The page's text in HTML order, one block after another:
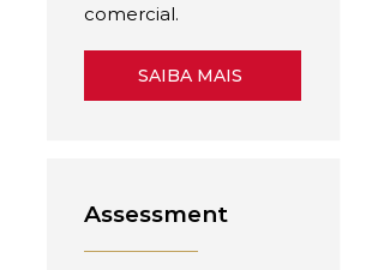
comercial.
SAIBA MAIS
Assessment